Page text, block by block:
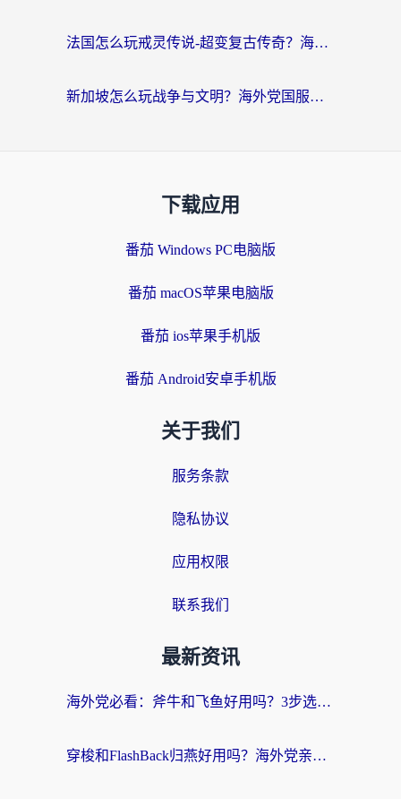
法国怎么玩戒灵传说-超变复古传奇？海外玩家国服游戏加速终极指南
新加坡怎么玩战争与文明？海外党国服游戏加速器终极避坑指南
下载应用
番茄 Windows PC电脑版
番茄 macOS苹果电脑版
番茄 ios苹果手机版
番茄 Android安卓手机版
关于我们
服务条款
隐私协议
应用权限
联系我们
最新资讯
海外党必看：斧牛和飞鱼好用吗？3步选对回国加速器，无缝刷剧玩国服
穿梭和FlashBack归燕好用吗？海外党亲测3款热门回国加速器，教你选对不踩坑